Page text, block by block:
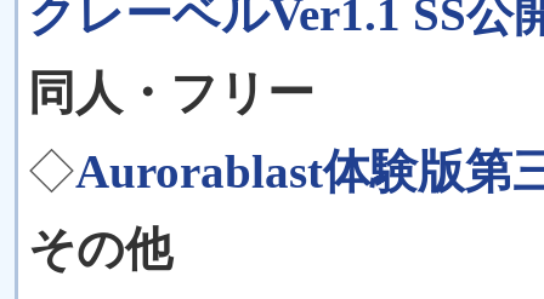
クレーベルVer1.1 SS公
同人・フリー
◇Aurorablast体験版第
その他